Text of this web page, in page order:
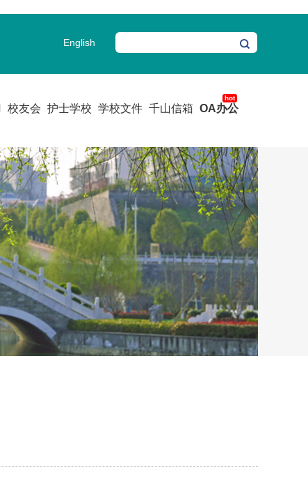
English
校友会 护士学校 学校文件 千山信箱 OA办公